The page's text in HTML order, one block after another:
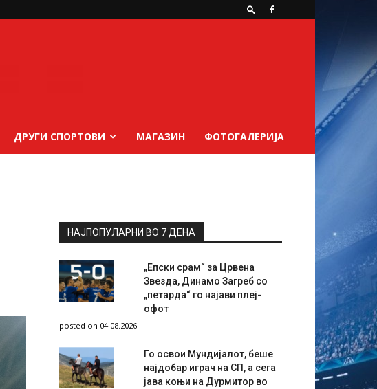
ДРУГИ СПОРТОВИ МАГАЗИН ФОТОГАЛЕРИЈА
НАЈПОПУЛАРНИ ВО 7 ДЕНА
„Епски срам“ за Црвена
Звезда, Динамо Загреб со
„петарда“ го најави плеј-
офот
posted on 04.08.2026
Го освои Мундијалот, беше
најдобар играч на СП, а сега
јава коњи на Дурмитор во